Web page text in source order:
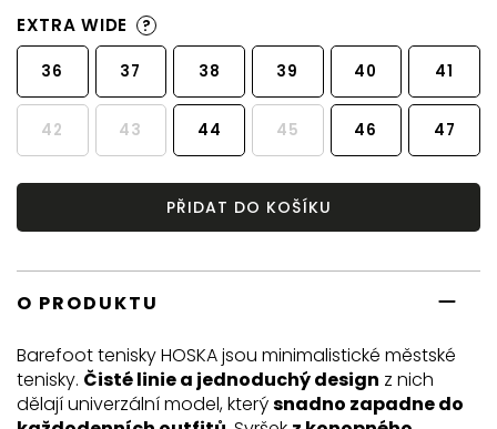
EXTRA WIDE ?
36 37 38 39 40 41
42 43 44 45 46 47
PŘIDAT DO KOŠÍKU
O PRODUKTU
Barefoot tenisky HOSKA jsou minimalistické městské
tenisky. Čisté linie a jednoduchý design z nich
dělají univerzální model, kterýsnadno zapadne do